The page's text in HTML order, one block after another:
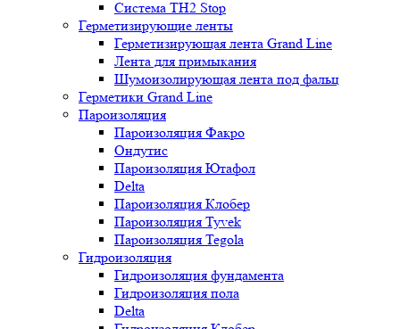
Система TH2 Stop
Герметизирующие ленты
Герметизирующая лента Grand Line
Лента для примыкания
Шумоизолирующая лента под фальц
Герметики Grand Line
Пароизоляция
Пароизоляция Факро
Ондутис
Пароизоляция Ютафол
Delta
Пароизоляция Клобер
Пароизоляция Tyvek
Пароизоляция Tegola
Гидроизоляция
Гидроизоляция фундамента
Гидроизоляция пола
Delta